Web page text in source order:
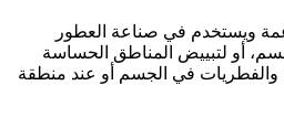
ويستخدم في صناعة العطور
أو لتبييض المناطق الحساسة
والفطريات في الجسم أو عند منطقة